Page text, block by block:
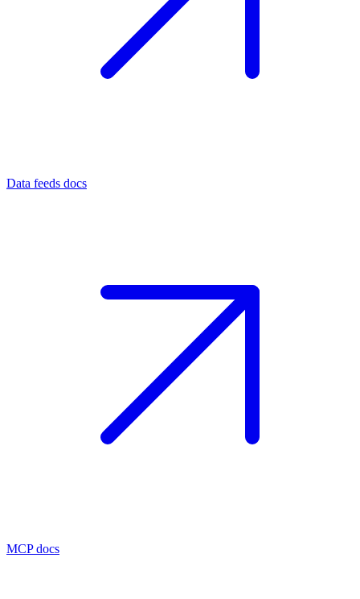
Data feeds docs
MCP docs